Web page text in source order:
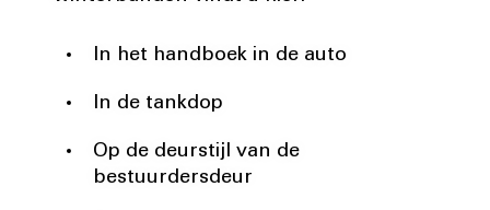
In het handboek in de auto
In de tankdop
Op de deurstijl van de
bestuurdersdeur